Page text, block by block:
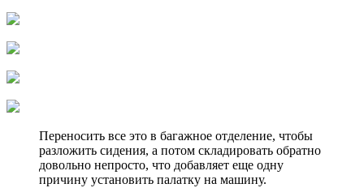
Переносить все это в багажное отделение, чтобы
разложить сидения, а потом складировать обратно
довольно непросто, что добавляет еще одну
причину установить палатку на машину.